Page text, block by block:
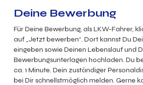
Deine Bewerbung
Für Deine Bewerbung, als LKW-Fahrer,
auf „Jetzt bewerben“. Dort kannst Du
eingeben sowie Deinen Lebenslauf und
Bewerbungsunterlagen hochladen. Du
ca. 1 Minute. Dein zuständiger
bei Dir schnellstmöglich melden. Gerne